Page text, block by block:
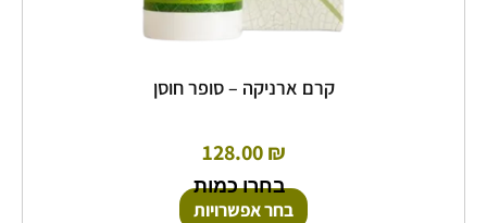
קרם ארניקה – סופר חוסן
128.00₪
בחרו כמות
בחר אפשרויות